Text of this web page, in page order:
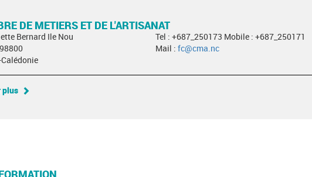
DE METIERS ET DE L'ARTISANAT
Bernard Ile Nou
Tel : +687_250173 Mobile : +687_250171
Mail : fc@cma.nc
plus